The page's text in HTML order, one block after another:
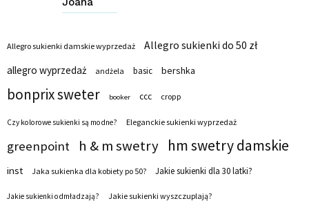
Allegro sukienki damskie wyprzedaż
Allegro sukienki do 50 zł
allegro wyprzedaż
andżela basic bershka
bonprix sweter booker ccc cropp
Czy kolorowe sukienki są modne? Eleganckie sukienki wyprzedaż
greenpoint h & m swetry hm swetry damskie
inst Jaka sukienka dla kobiety po 50? Jakie sukienki dla 30 latki?
Jakie sukienki odmładzają? Jakie sukienki wyszczuplają?